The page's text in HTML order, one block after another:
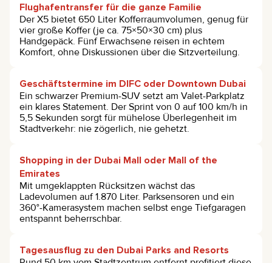
Flughafentransfer für die ganze Familie
Der X5 bietet 650 Liter Kofferraumvolumen, genug für
vier große Koffer (je ca. 75×50×30 cm) plus
Handgepäck. Fünf Erwachsene reisen in echtem
Komfort, ohne Diskussionen über die Sitzverteilung.
Geschäftstermine im DIFC oder Downtown Dubai
Ein schwarzer Premium-SUV setzt am Valet-Parkplatz
ein klares Statement. Der Sprint von 0 auf 100 km/h in
5,5 Sekunden sorgt für mühelose Überlegenheit im
Stadtverkehr: nie zögerlich, nie gehetzt.
Shopping in der Dubai Mall oder Mall of the
Emirates
Mit umgeklappten Rücksitzen wächst das
Ladevolumen auf 1.870 Liter. Parksensoren und ein
360°-Kamerasystem machen selbst enge Tiefgaragen
entspannt beherrschbar.
Tagesausflug zu den Dubai Parks and Resorts